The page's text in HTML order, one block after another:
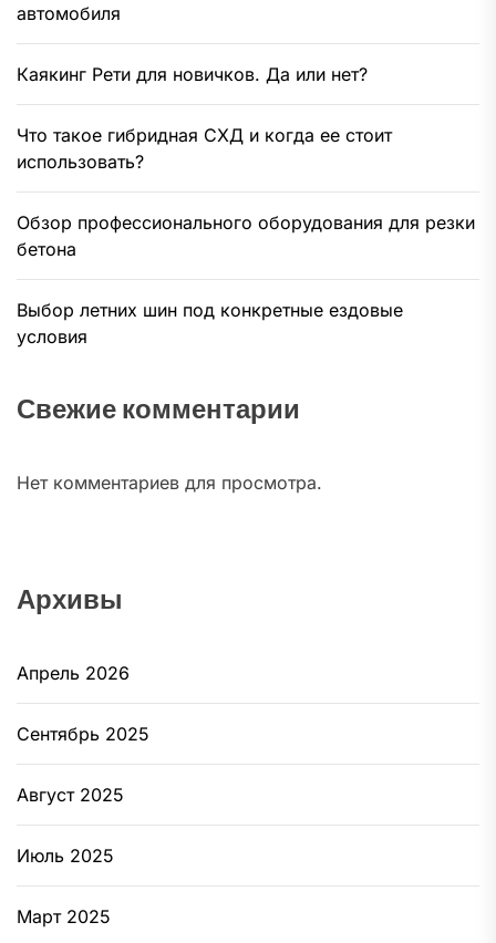
автомобиля
Каякинг Рети для новичков. Да или нет?
Что такое гибридная СХД и когда ее стоит
использовать?
Обзор профессионального оборудования для резки
бетона
Выбор летних шин под конкретные ездовые
условия
Свежие комментарии
Нет комментариев для просмотра.
Архивы
Апрель 2026
Сентябрь 2025
Август 2025
Июль 2025
Март 2025